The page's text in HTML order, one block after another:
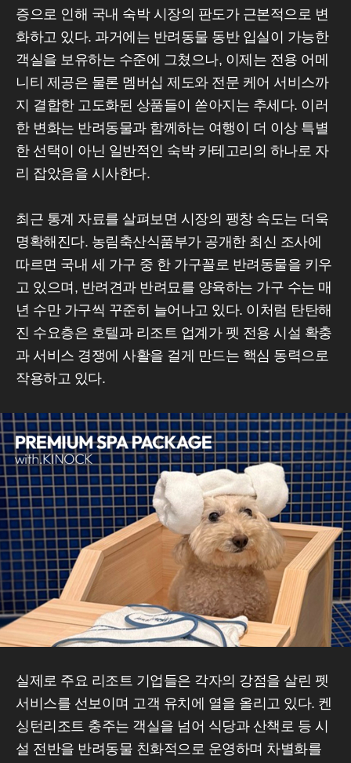
증으로 인해 국내 숙박 시장의 판도가 근본적으로 변
화하고 있다. 과거에는 반려동물 동반 입실이 가능한
객실을 보유하는 수준에 그쳤으나, 이제는 전용 어메
니티 제공은 물론 멤버십 제도와 전문 케어 서비스까
지 결합한 고도화된 상품들이 쏟아지는 추세다. 이러
한 변화는 반려동물과 함께하는 여행이 더 이상 특별
한 선택이 아닌 일반적인 숙박 카테고리의 하나로 자
리 잡았음을 시사한다.
최근 통계 자료를 살펴보면 시장의 팽창 속도는 더욱
명확해진다. 농림축산식품부가 공개한 최신 조사에
따르면 국내 세 가구 중 한 가구꼴로 반려동물을 키우
고 있으며, 반려견과 반려묘를 양육하는 가구 수는 매
년 수만 가구씩 꾸준히 늘어나고 있다. 이처럼 탄탄해
진 수요층은 호텔과 리조트 업계가 펫 전용 시설 확충
과 서비스 경쟁에 사활을 걸게 만드는 핵심 동력으로
작용하고 있다.
실제로 주요 리조트 기업들은 각자의 강점을 살린 펫
서비스를 선보이며 고객 유치에 열을 올리고 있다. 켄
싱턴리조트 충주는 객실을 넘어 식당과 산책로 등 시
설 전반을 반려동물 친화적으로 운영하며 차별화를